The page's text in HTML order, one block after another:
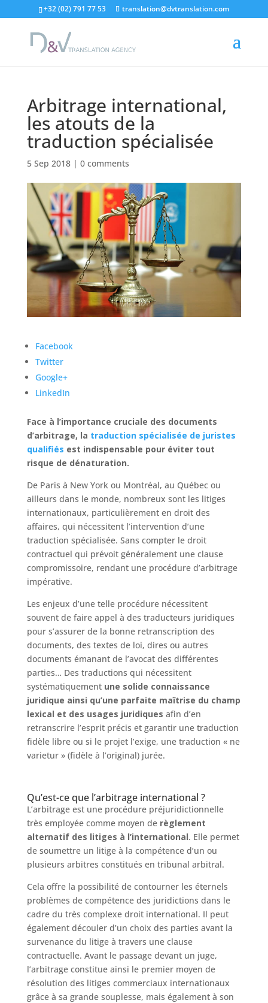
+32 (02) 791 77 53 translation@dvtranslation.com
Arbitrage international,
les atouts de la
traduction spécialisée
5 Sep 2018| 0 comments
Facebook
Twitter
Google+
LinkedIn
Face à l’importance cruciale des documents
d’arbitrage, la traduction spécialisée de juristes
qualifiés est indispensable pour éviter tout
risque de dénaturation.
De Paris à New York ou Montréal, au Québec ou
ailleurs dans le monde, nombreux sont les litiges
internationaux, particulièrement en droit des
affaires, qui nécessitent l’intervention d’une
traduction spécialisée. Sans compter le droit
contractuel qui prévoit généralement une clause
compromissoire, rendant une procédure d’arbitrage
impérative.
Les enjeux d’une telle procédure nécessitent
souvent de faire appel à des traducteurs juridiques
pour s’assurer de la bonne retranscription des
documents, des textes de loi, dires ou autres
documents émanant de l’avocat des différentes
parties… Des traductions qui nécessitent
systématiquement une solide connaissance
juridique ainsi qu’une parfaite maîtrise du champ
lexical et des usages juridiques afin d’en
retranscrire l’esprit précis et garantir une traduction
fidèle libre ou si le projet l’exige, une traduction « ne
varietur » (fidèle à l’original) jurée.
Qu’est-ce que l’arbitrage international ?
L’arbitrage est une procédure préjuridictionnelle
très employée comme moyen de règlement
alternatif des litiges à l’international. Elle permet
de soumettre un litige à la compétence d’un ou
plusieurs arbitres constitués en tribunal arbitral.
Cela offre la possibilité de contourner les éternels
problèmes de compétence des juridictions dans le
cadre du très complexe droit international. Il peut
également découler d’un choix des parties avant la
survenance du litige à travers une clause
contractuelle. Avant le passage devant un juge,
l’arbitrage constitue ainsi le premier moyen de
résolution des litiges commerciaux internationaux
grâce à sa grande souplesse, mais également à son